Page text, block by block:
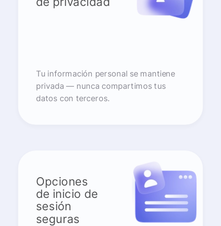
Tu información personal se mantiene
privada — nunca compartimos tus
datos con terceros.
Opciones
de inicio de
sesión
seguras